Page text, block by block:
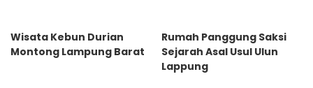
Wisata Kebun Durian
Montong Lampung Barat
Rumah Panggung Saksi
Sejarah Asal Usul Ulun
Lappung